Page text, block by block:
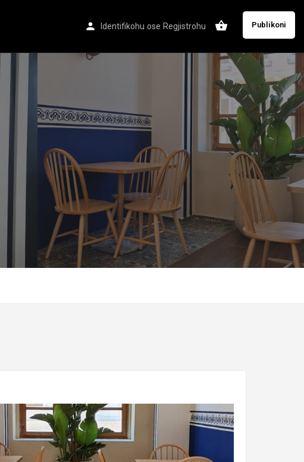
Identifikohu ose Regjistrohu Publikoni